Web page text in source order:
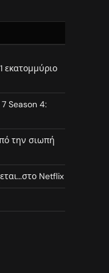
εκατομμύριο
Season 4:
την σιωπή
Netflix